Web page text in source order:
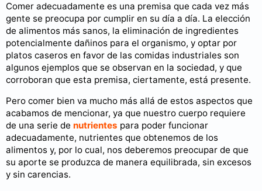
Comer adecuadamente es una premisa que cada vez más
gente se preocupa por cumplir en su día a día. La elección
de alimentos más sanos, la eliminación de ingredientes
potencialmente dañinos para el organismo, y optar por
platos caseros en favor de las comidas industriales son
algunos ejemplos que se observan en la sociedad, y que
corroboran que esta premisa, ciertamente, está presente.
Pero comer bien va mucho más allá de estos aspectos que
acabamos de mencionar, ya que nuestro cuerpo requiere
de una serie de nutrientes para poder funcionar
adecuadamente, nutrientes que obtenemos de los
alimentos y, por lo cual, nos deberemos preocupar de que
su aporte se produzca de manera equilibrada, sin excesos
y sin carencias.